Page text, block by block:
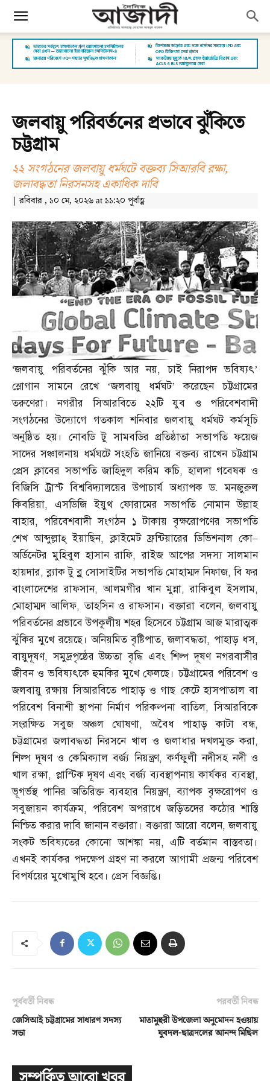
জলবায়ু পরিবর্তনের প্রভাবে ঝুঁকিতে
চট্টগ্রাম
২২ সংগঠনের জলবায়ু ধর্মঘটে বক্তব্য সিআরবি রক্ষা,
জলাবদ্ধতা নিরসনসহ একাধিক দাবি
| রবিবার , ১০ মে, ২০২৬ at ১১:২০ পূর্বাহ্ণ
‘জলবায়ু পরিবর্তনের ঝুঁকি আর নয়,চাই নিরাপদ ভবিষ্যৎ’
স্লোগান সামনে রেখে ‘জলবায়ু ধর্মঘট’ করেছেন চট্টগ্রামের
তরুণেরা। নগরীর সিআরবিতে ২২টি যুব ও পরিবেশবাদী
সংগঠনের উদ্যোগে গতকাল শনিবার জলবায়ু ধর্মঘট কর্মসূচি
অনুষ্ঠিত হয়। নোবডি টু সামবডির প্রতিষ্ঠাতা সভাপতি ফয়েজ
সাদের সঞ্চালনায় ধর্মঘটে সংহতি জানিয়ে বক্তব্য রাখেন চট্টগ্রাম
প্রেস ক্লাবের সভাপতি জাহিদুল করিম কচি,হালদা গবেষক ও
বিজিসি ট্রাস্ট বিশ্ববিদ্যালয়ের উপাচার্য অধ্যাপক ড.মনজুরুল
কিবরিয়া, এসডিজি ইয়ুথ ফোরামের সভাপতি নোমান উল্লাহ
বাহার, পরিবেশবাদী সংগঠন ১ টাকায় বৃক্ষরোপণের সভাপতি
শেখ আব্দুল্লাহ্‌ ইয়াছিন,ক্লাইমেট ফ্রন্টিয়ারের ডিভিশনাল কো–
অর্ডিনেটর মুহিবুল হাসান রাফি,রাইজ আপের সদস্য সালমান
হায়দার,ব্ল্যাক টু ব্লু সোসাইটির সভাপতি মোহাম্মদ নিফাজ,বি ফর
বাংলাদেশের রাফসান,আলমগীর খান মুন্না,রাকিবুল ইসলাম,
মোহাম্মদ আলিফ,তাহসিন ও রাফসান। বক্তারা বলেন,জলবায়ু
পরিবর্তনের প্রভাবে উপকূলীয় শহর হিসেবে চট্টগ্রাম আজ মারাত্মক
ঝুঁকির মুখে রয়েছে। অনিয়মিত বৃষ্টিপাত,জলাবদ্ধতা, পাহাড় ধস,
বায়ুদূষণ,সমুদ্রপৃষ্ঠের উচ্চতা বৃদ্ধি এবং শিল্প দূষণ নগরবাসীর
জীবন ও ভবিষ্যৎকে হুমকির মুখে ফেলছে। চট্টগ্রামের পরিবেশ ও
জলবায়ু রক্ষায় সিআরবিতে পাহাড় ও গাছ কেটে হাসপাতাল বা
পরিবেশ বিনাশী স্থাপনা নির্মাণ পরিকল্পনা বাতিল,সিআরবিকে
সংরক্ষিত সবুজ অঞ্চল ঘোষণা,অবৈধ পাহাড় কাটা বন্ধ,
চট্টগ্রামের জলাবদ্ধতা নিরসনে খাল ও জলাধার দখলমুক্ত করা,
শিল্প দূষণ ও কেমিক্যাল বর্জ্য নিয়ন্ত্রণ,কর্ণফুলী নদীসহ নদী ও
খাল রক্ষা, প্লাস্টিক দূষণ এবং বর্জ্য ব্যবস্থাপনায় কার্যকর ব্যবস্থা,
ভূগর্ভস্থ পানির অতিরিক্ত ব্যবহার নিয়ন্ত্রণ,ব্যাপক বৃক্ষরোপণ ও
সবুজায়ন কার্যক্রম, পরিবেশ অপরাধে জড়িতদের কঠোর শাস্তি
নিশ্চিত করার দাবি জানান বক্তারা। বক্তারা আরো বলেন,জলবায়ু
সংকট ভবিষ্যতের কোনো আশঙ্কা নয়, এটি বর্তমান বাস্তবতা।
এখনই কার্যকর পদক্ষেপ গ্রহণ না করলে আগামী প্রজন্ম পরিবেশ
বিপর্যয়ের মুখোমুখি হবে। প্রেস বিজ্ঞপ্তি।
পূর্ববর্তী নিবন্ধ
জেসিআই চট্টগ্রামের সাধারণ সদস্য
সভা
পরবর্তী নিবন্ধ
মাতামুহুরী উপজেলা অনুমোদন হওয়ায়
যুবদল-ছাত্রদলের আনন্দ মিছিল